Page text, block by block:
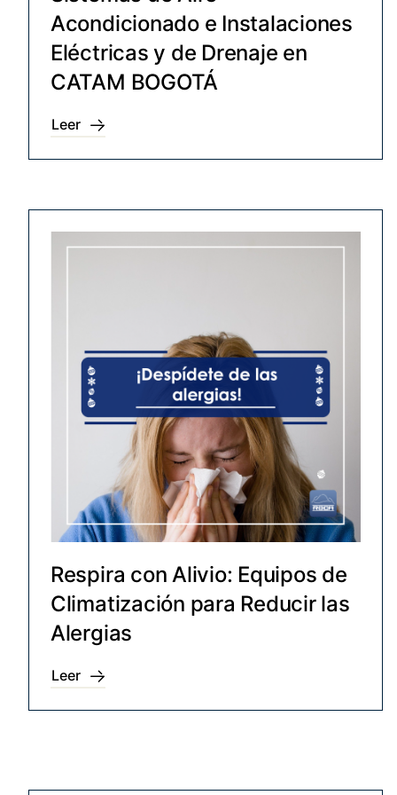
Acondicionado e Instalaciones
Eléctricas y de Drenaje en
CATAM BOGOTÁ
Leer
Respira con Alivio: Equipos de
Climatización para Reducir las
Alergias
Leer